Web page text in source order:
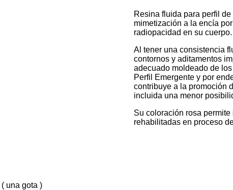
Resina fluida para perfil
mimetización a la encía
radiopacidad en su cuerpo.
Al tener una consistencia
contornos y aditamentos
adecuado moldeado de
Perfil Emergente y por
contribuye a la promoción
incluida una menor
Su coloración rosa
rehabilitadas en proceso
una gota )